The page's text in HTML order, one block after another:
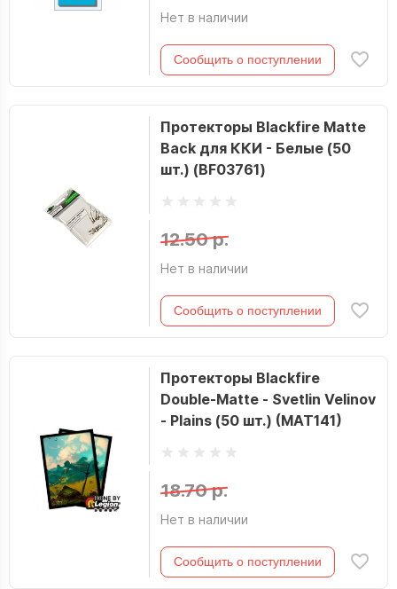
Нет в наличии
Сообщить о поступлении
Протекторы Blackfire Matte
Back для ККИ - Белые (50
шт.) (BF03761)
12.50 р.
Нет в наличии
Сообщить о поступлении
Протекторы Blackfire
Double-Matte - Svetlin Velinov
- Plains (50 шт.) (MAT141)
18.70 р.
Нет в наличии
Сообщить о поступлении